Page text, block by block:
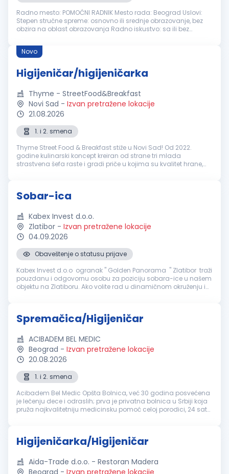
Radno mesto: POMOĆNI RADNIK Mesto rada: Beograd Uslovi:
Stepen stručne spreme: osnovno ili srednje obrazovanje, bez
obzira na oblast obrazovanja Radno iskustvo: sa ili bez
kancelarijskog p...
Novo
Higijeničar/higijeničarka
Thyme - StreetFood&Breakfast
Novi Sad - Izvan pretražene lokacije
21.08.2026
1. i 2. smena
Thyme Street Food & Breakfast stiže u Novi Sad! Od 2022.
godine kulinarski koncept kreiran od strane tri mlada
strastvena šefa raste i gradi priče u kojima su kvalitet hrane,
Sobar-ica
Kabex Invest d.o.o.
Zlatibor - Izvan pretražene lokacije
04.09.2026
Obaveštenje o statusu prijave
Kabex Invest d.o.o ogranak " Golden Panorama " Zlatibor traži
pouzdanu i odgovornu osobu za poziciju sobara-ice u našem
objektu na Zlatiboru. Ako volite rad u dinamičnom okruženju i
Spremačica/Higijeničar
ACIBADEM BEL MEDIC
Beograd - Izvan pretražene lokacije
20.08.2026
1. i 2. smena
Acibadem Bel Medic Opšta Bolnica, već 30 godina posvećena
je lečenju dece i odraslih; prva je privatna bolnica u Srbiji koja
pruža najkvalitetniju medicinsku pomoć celoj porodici, 24 sata
Higijeničarka/Higijeničar
Aida-Trade d.o.o. - Restoran Madera
Beograd - Izvan pretražene lokacije